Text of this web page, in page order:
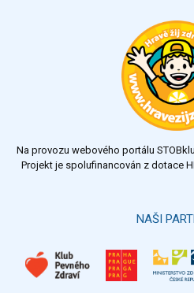
Výsledky
Na provozu webového portálu
Projekt je spolufinancován z dotace
NAŠI